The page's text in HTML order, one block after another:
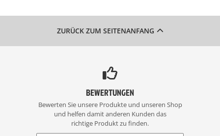
ZURÜCK ZUM SEITENANFANG
BEWERTUNGEN
Bewerten Sie unsere Produkte und unseren Shop
und helfen damit anderen Kunden das
richtige Produkt zu finden.